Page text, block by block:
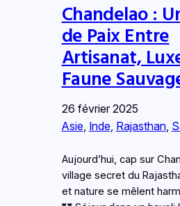
Chandelao :
de Paix Entre
Artisanat,
Faune
26 février 2025
Asie, Inde, Rajasthan,
Aujourd’hui, cap sur
village secret du
et nature se mêlent